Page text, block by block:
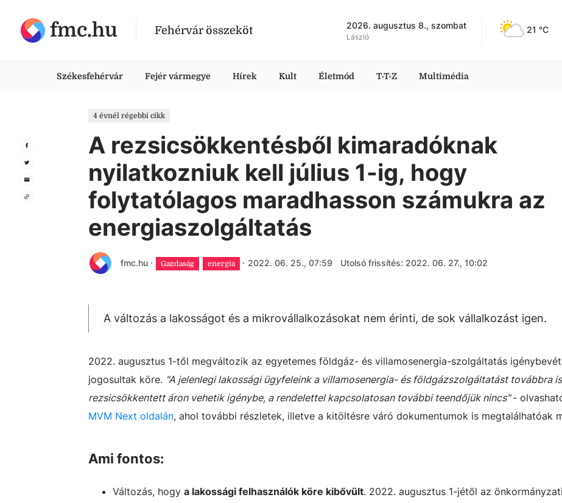
fmc.hu Fehérvár összeköt 2026. augusztus 8., szombat
László
21 °C
Székesfehérvár Fejér vármegye Hírek Kult Életmód T-T-Z Multimédia
4 évnél régebbi cikk
A rezsicsökkentésből kimaradóknak
nyilatkozniuk kell július 1-ig, hogy
folytatólagos maradhasson számukra az
energiaszolgáltatás
fmc.hu · Gazdaság energia · 2022. 06. 25., 07:59 Utolsó frissítés: 2022. 06. 27., 10:02
A változás a lakosságot és a mikrovállalkozásokat nem érinti, de sok vállalkozást igen.
2022. augusztus 1-től megváltozik az egyetemes földgáz- és villamosenergia-szolgáltatás
jogosultak köre. "A jelenlegi lakossági ügyfeleink a villamosenergia- és földgázszolgáltatást továbbra
rezsicsökkentett áron vehetik igénybe, a rendelettel kapcsolatosan további teendőjük nincs"-
MVM Next oldalán, ahol további részletek, illetve a kitöltésre váró dokumentumok is megtalálhatóak
Ami fontos:
Változás, hogy a lakossági felhasználók köre kibővült. 2022. augusztus 1-jétől az